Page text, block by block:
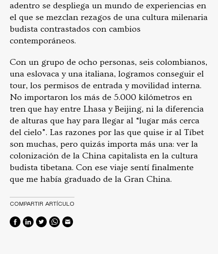
adentro se despliega un mundo de experiencias en
el que se mezclan rezagos de una cultura milenaria
budista contrastados con cambios
contemporáneos.
Con un grupo de ocho personas, seis colombianos,
una eslovaca y una italiana, logramos conseguir el
tour, los permisos de entrada y movilidad interna.
No importaron los más de 5.000 kilómetros en
tren que hay entre Lhasa y Beijing, ni la diferencia
de alturas que hay para llegar al “lugar más cerca
del cielo”. Las razones por las que quise ir al Tíbet
son muchas, pero quizás importa más una: ver la
colonización de la China capitalista en la cultura
budista tibetana. Con ese viaje sentí finalmente
que me había graduado de la Gran China.
COMPARTIR ARTÍCULO